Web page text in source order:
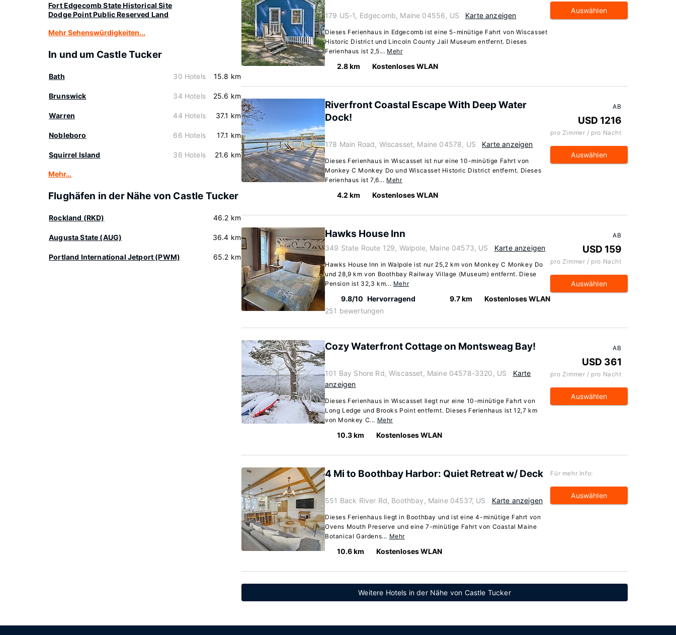
Fort Edgecomb State Historical Site
Dodge Point Public Reserved Land
Mehr Sehenswürdigkeiten...
In und um Castle Tucker
Bath 30 Hotels 15.8 km
Brunswick 34 Hotels 25.6 km
Warren 44 Hotels 37.1 km
Nobleboro 66 Hotels 17.1 km
Squirrel Island 36 Hotels 21.6 km
Mehr…
Flughäfen in der Nähe von Castle Tucker
Rockland (RKD) 46.2 km
Augusta State (AUG) 36.4 km
Portland International Jetport (PWM) 65.2 km
179 US-1, Edgecomb, Maine 04556, US Karte anzeigen
Dieses Ferienhaus in Edgecomb ist eine 5-minütige Fahrt von Wiscasset
Historic District und Lincoln County Jail Museum entfernt. Dieses
Ferienhaus ist 2,5... Mehr
2.8 km Kostenloses WLAN
Auswählen
Riverfront Coastal Escape With Deep Water
Dock!
178 Main Road, Wiscasset, Maine 04578, US Karte anzeigen
Dieses Ferienhaus in Wiscasset ist nur eine 10-minütige Fahrt von
Monkey C Monkey Do und Wiscasset Historic District entfernt. Dieses
Ferienhaus ist 7,6... Mehr
4.2 km Kostenloses WLAN
AB
USD 1216
pro Zimmer / pro Nacht
Auswählen
Hawks House Inn
349 State Route 129, Walpole, Maine 04573, US Karte anzeigen
Hawks House Inn in Walpole ist nur 25,2 km von Monkey C Monkey Do
und 28,9 km von Boothbay Railway Village (Museum) entfernt. Diese
Pension ist 32,3 km... Mehr
9.8/10 Hervorragend
251 bewertungen
9.7 km Kostenloses WLAN
AB
USD 159
pro Zimmer / pro Nacht
Auswählen
Cozy Waterfront Cottage on Montsweag Bay!
101 Bay Shore Rd, Wiscasset, Maine 04578-3320, US
Karte
anzeigen
Dieses Ferienhaus in Wiscasset liegt nur eine 10-minütige Fahrt von
Long Ledge und Brooks Point entfernt. Dieses Ferienhaus ist 12,7 km
von Monkey C... Mehr
10.3 km Kostenloses WLAN
AB
USD 361
pro Zimmer / pro Nacht
Auswählen
4 Mi to Boothbay Harbor: Quiet Retreat w/ Deck
551 Back River Rd, Boothbay, Maine 04537, US Karte anzeigen
Dieses Ferienhaus liegt in Boothbay und ist eine 4-minütige Fahrt von
Ovens Mouth Preserve und eine 7-minütige Fahrt von Coastal Maine
Botanical Gardens... Mehr
10.6 km Kostenloses WLAN
Für mehr Info:
Auswählen
Weitere Hotels in der Nähe von Castle Tucker